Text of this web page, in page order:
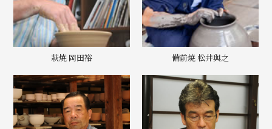
萩焼 岡田裕 備前焼 松井與之